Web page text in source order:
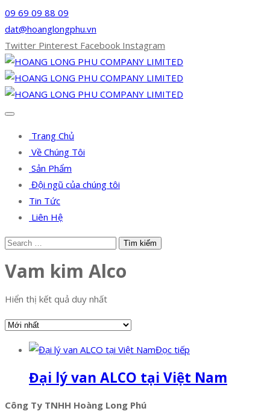
09 69 09 88 09
dat@hoanglongphu.vn
Twitter Pinterest Facebook Instagram
Trang Chủ
Về Chúng Tôi
Sản Phẩm
Đội ngũ của chúng tôi
Tin Tức
Liên Hệ
Vam kim Alco
Hiển thị kết quả duy nhất
Đọc tiếp
Đại lý van ALCO tại Việt Nam
Công Ty TNHH Hoàng Long Phú